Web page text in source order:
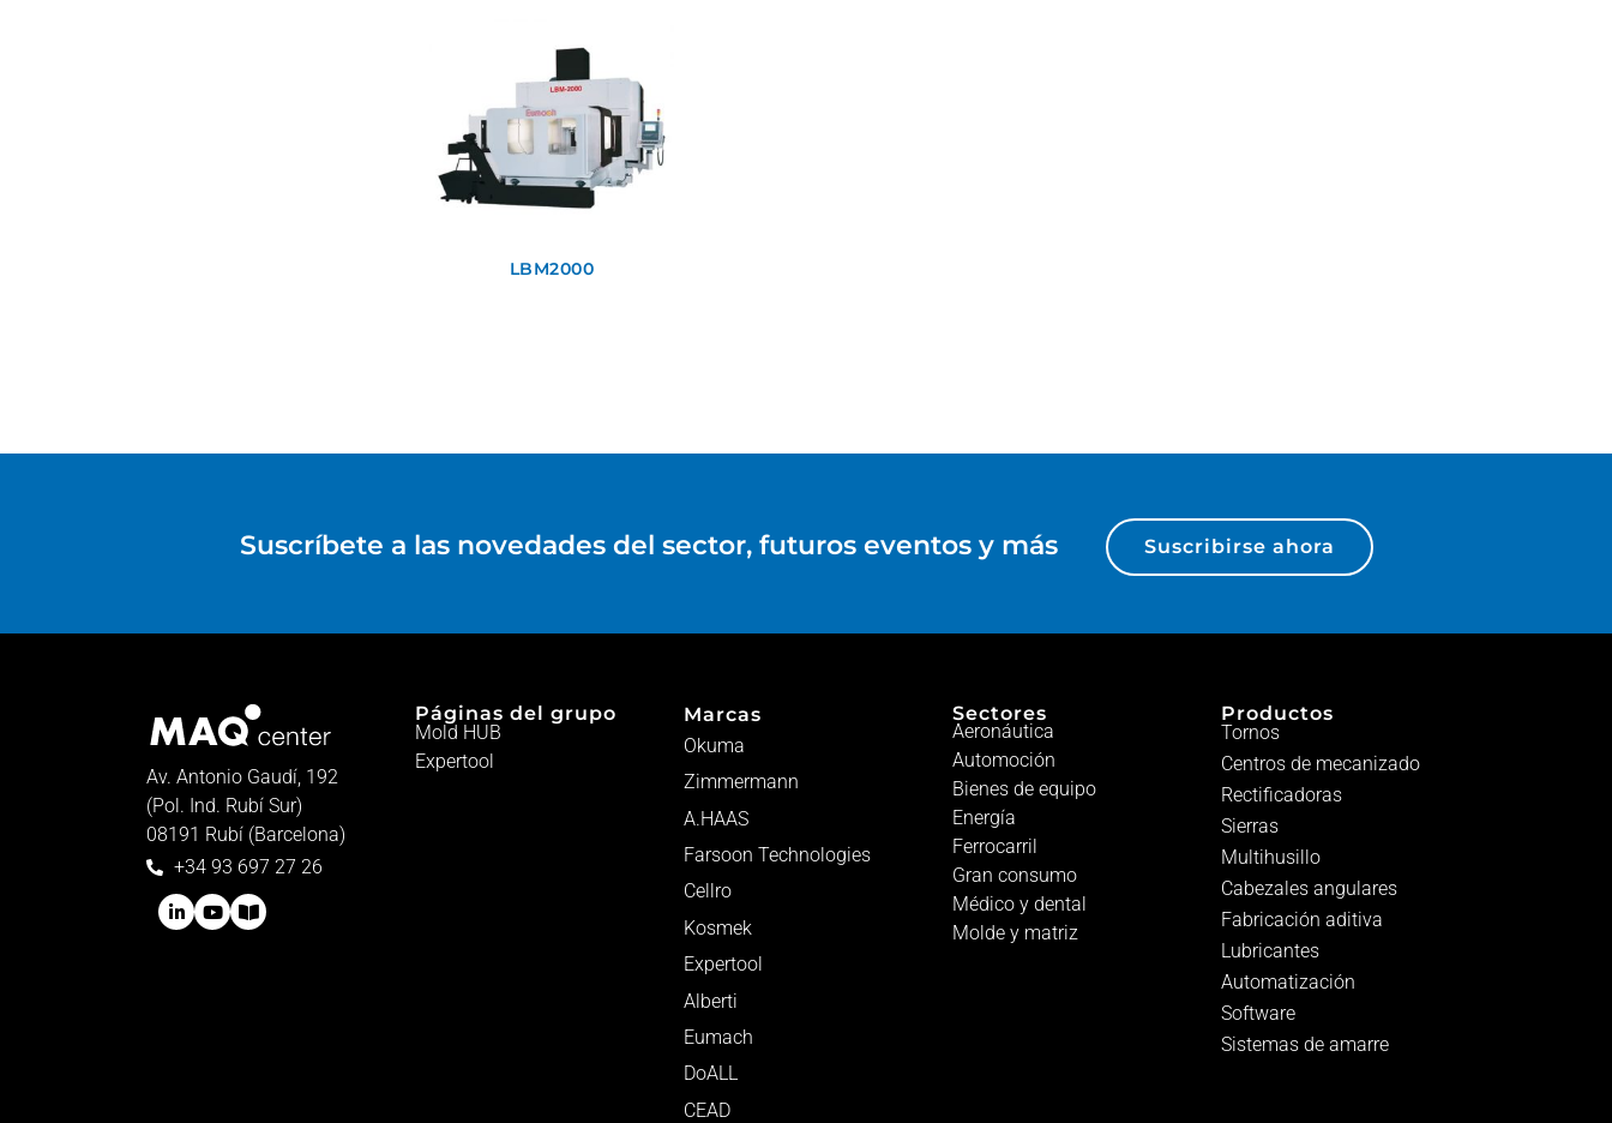
LBM2000
Suscríbete a las novedades del sector, futuros eventos y más Suscribirse ahora
Av. Antonio Gaudí, 192
(Pol. Ind. Rubí Sur)
08191 Rubí (Barcelona)
+34 93 697 27 26
Páginas del grupo
Mold HUB
Expertool
Marcas
Okuma
Zimmermann
A.HAAS
Farsoon Technologies
Cellro
Kosmek
Expertool
Alberti
Eumach
DoALL
CEAD
Sectores
Aeronáutica
Automoción
Bienes de equipo
Energía
Ferrocarril
Gran consumo
Médico y dental
Molde y matriz
Productos
Tornos
Centros de mecanizado
Rectificadoras
Sierras
Multihusillo
Cabezales angulares
Fabricación aditiva
Lubricantes
Automatización
Software
Sistemas de amarre